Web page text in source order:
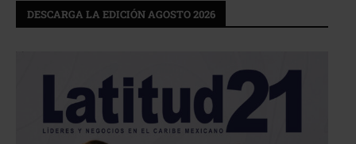
DESCARGA LA EDICIÓN AGOSTO 2026